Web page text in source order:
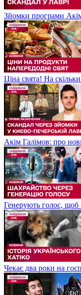
Зйомки програми
Ціна свята! На
Акім Галімов: про
Генерують голос, щоб
Чекає два роки на